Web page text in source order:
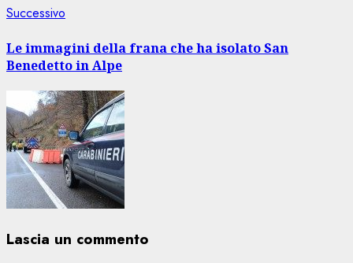
Successivo
Le immagini della frana che ha isolato San
Benedetto in Alpe
Lascia un commento